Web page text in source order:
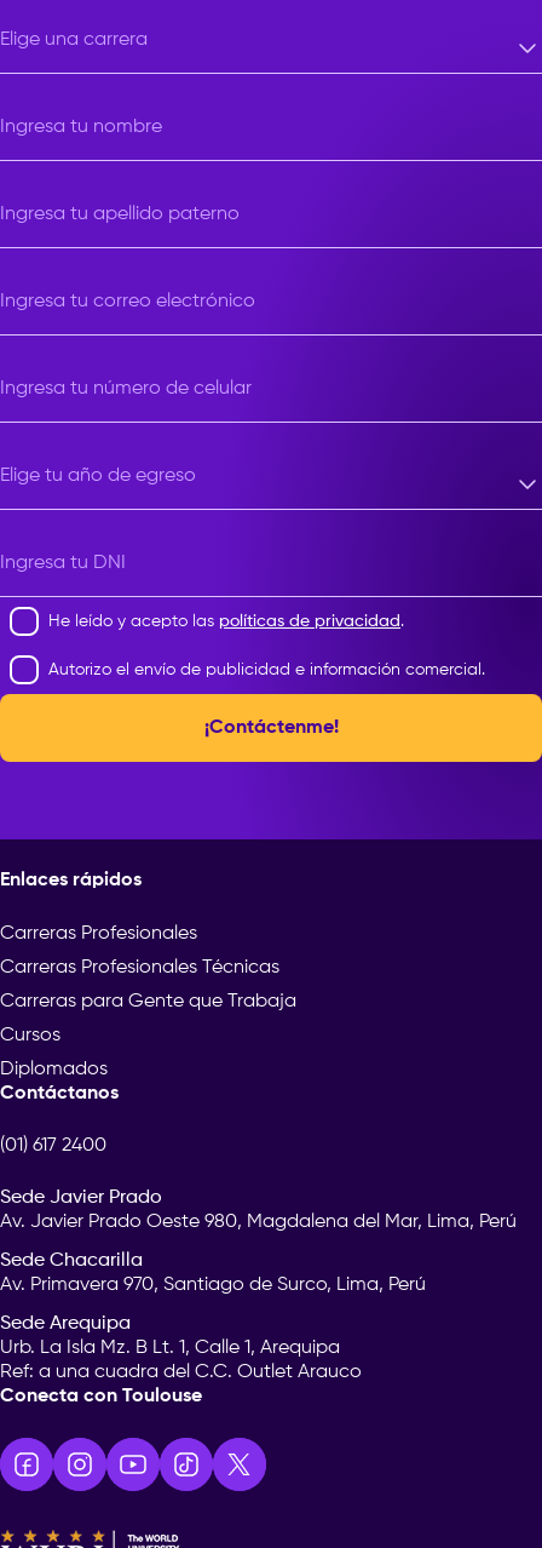
Elige una carrera
Ingresa tu nombre
Ingresa tu apellido paterno
Ingresa tu correo electrónico
Ingresa tu número de celular
Elige tu año de egreso
Ingresa tu DNI
He leído y acepto las políticas de privacidad .
Autorizo el envío de publicidad e información comercial.
¡Contáctenme!
Enlaces rápidos
Carreras Profesionales
Carreras Profesionales Técnicas
Carreras para Gente que Trabaja
Cursos
Diplomados
Contáctanos
(01) 617 2400
Sede Javier Prado
Av. Javier Prado Oeste 980, Magdalena del Mar, Lima, Perú
Sede Chacarilla
Av. Primavera 970, Santiago de Surco, Lima, Perú
Sede Arequipa
Urb. La Isla Mz. B Lt. 1, Calle 1, Arequipa
Ref: a una cuadra del C.C. Outlet Arauco
Conecta con Toulouse